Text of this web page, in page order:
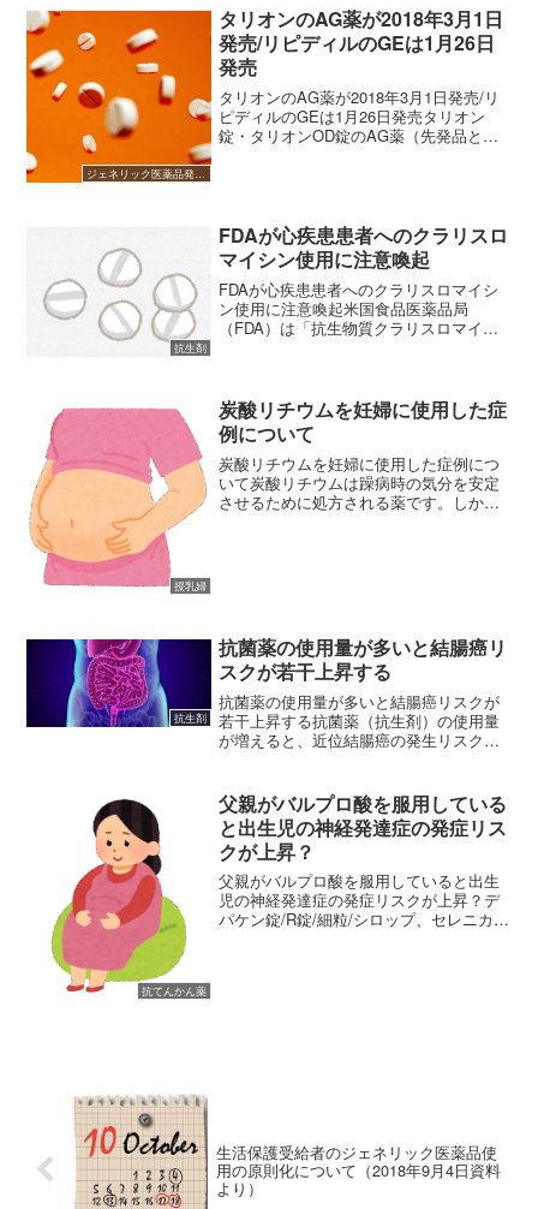
「利尿剤」を思い浮かべるでしょう。ま
た、最近では糖尿病や心不...
ジェネリック医薬品発売開始
タリオンのAG薬が2018年3月1日
発売/リピディルのGEは1月26日
発売
タリオンのAG薬が2018年3月1日発売/リ
ピディルのGEは1月26日発売タリオン
錠・タリオンOD錠のAG薬（先発品と同
抗生剤
FDAが心疾患患者へのクラリスロ
マイシン使用に注意喚起
FDAが心疾患患者へのクラリスロマイシ
ン使用に注意喚起米国食品医薬品局
（FDA）は「抗生物質クラリスロマイシ
と」という注意喚起を公開し...
授乳婦
炭酸リチウムを妊婦に使用した症
例について
炭酸リチウムを妊婦に使用した症例につ
いて炭酸リチウムは躁病時の気分を安定
させるために処方される薬です。しかし
抗生剤
抗菌薬の使用量が多いと結腸癌リ
スクが若干上昇する
抗菌薬の使用量が多いと結腸癌リスクが
若干上昇する抗菌薬（抗生剤）の使用量
が増えると、近位結腸癌の発生リスク
癌の発症リスク増大率はわずかであるこ
とから、あまり過剰に反...
抗てんかん薬
父親がバルプロ酸を服用している
と出生児の神経発達症の発症リス
クが上昇？
父親がバルプロ酸を服用していると出生
児の神経発達症の発症リスクが上昇？デ
パケン錠/R錠/細粒/シロップ、セレニカR
生活保護受給者のジェネリック医薬品使
用の原則化について（2018年9月4日資料
より）